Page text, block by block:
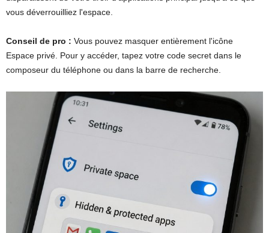
vous déverrouilliez l'espace.
Conseil de pro : Vous pouvez masquer entièrement l'icône
Espace privé. Pour y accéder, tapez votre code secret dans le
composeur du téléphone ou dans la barre de recherche.